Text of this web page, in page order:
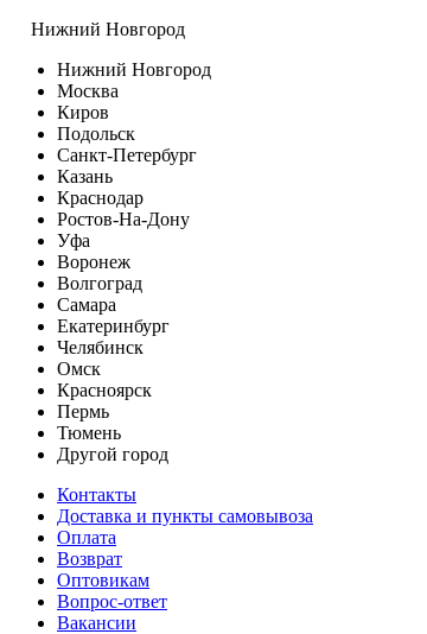
Нижний Новгород
Нижний Новгород
Москва
Киров
Подольск
Санкт-Петербург
Казань
Краснодар
Ростов-На-Дону
Уфа
Воронеж
Волгоград
Самара
Екатеринбург
Челябинск
Омск
Красноярск
Пермь
Тюмень
Другой город
Контакты
Доставка и пункты самовывоза
Оплата
Возврат
Оптовикам
Вопрос-ответ
Вакансии